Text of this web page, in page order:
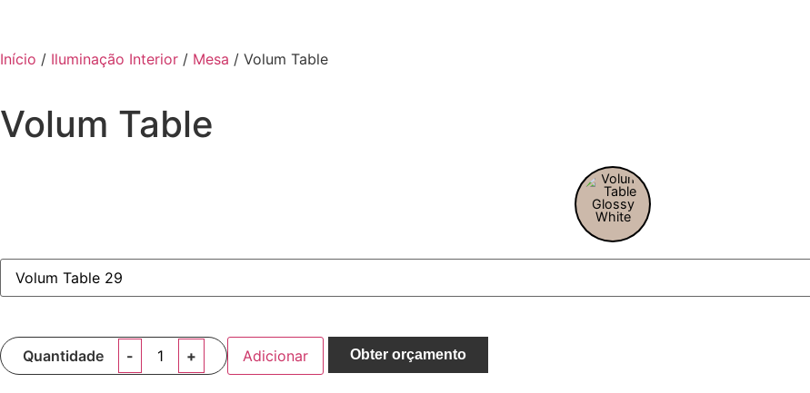
Início / Iluminação Interior / Mesa / Volum Table
Volum Table
Quantidade Adicionar Obter orçamento